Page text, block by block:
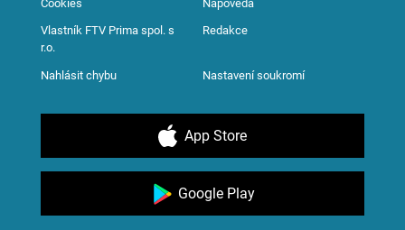
Cookies Nápověda
Vlastník FTV Prima spol. s
r.o.
Redakce
Nahlásit chybu Nastavení soukromí
App Store
Google Play